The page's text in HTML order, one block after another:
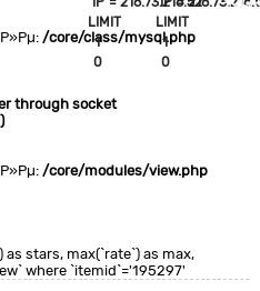
LIMIT
1
0
LIMIT
1
0
/core/class/mysql.php
through socket
/core/modules/view.php
stars, max(`rate`) as max,
where `itemid`='195297'